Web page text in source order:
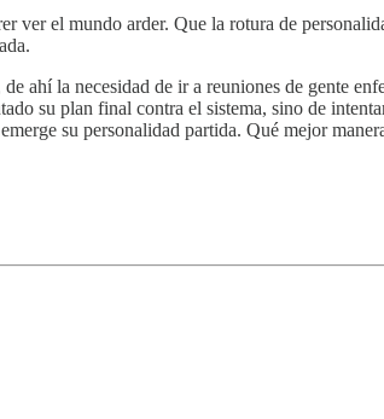
ver el mundo arder. Que la rotura de
ahí la necesidad de ir a reuniones de gente
su plan final contra el sistema, sino de
su personalidad partida. Qué mejor